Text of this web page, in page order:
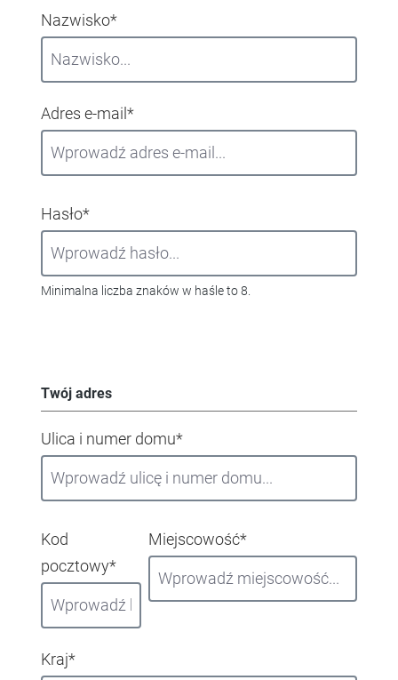
Nazwisko*
Adres e-mail*
Hasło*
Minimalna liczba znaków w haśle to 8.
Twój adres
Ulica i numer domu*
Kod
pocztowy*
Miejscowość*
Kraj*